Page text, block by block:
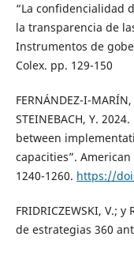
“La confidencialidad
la transparencia de
Instrumentos de
Colex. pp. 129-150
FERNÁNDEZ-I-
STEINEBACH, Y.
between
capacities”.
1240-1260. https://
FRIDRICZEWSKI, V.;
de estrategias 360